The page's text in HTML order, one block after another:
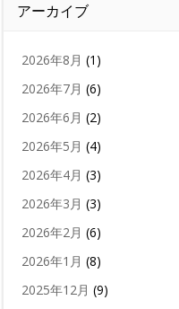
アーカイブ
2026年8月 (1)
2026年7月 (6)
2026年6月 (2)
2026年5月 (4)
2026年4月 (3)
2026年3月 (3)
2026年2月 (6)
2026年1月 (8)
2025年12月 (9)